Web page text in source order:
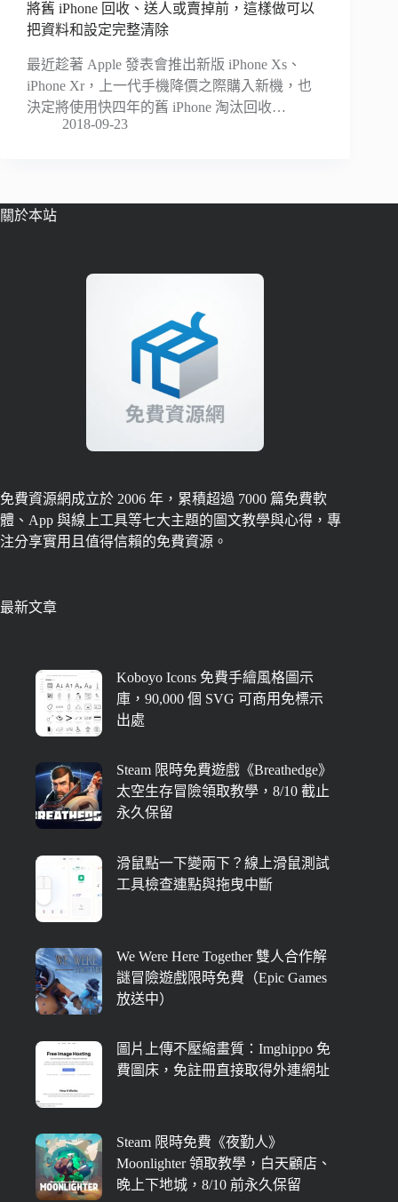
將舊 iPhone 回收、送人或賣掉前，這樣做可以
把資料和設定完整清除
最近趁著 Apple 發表會推出新版 iPhone Xs、
iPhone Xr，上一代手機降價之際購入新機，也
決定將使用快四年的舊 iPhone 淘汰回收…
2018-09-23
關於本站
免費資源網成立於 2006 年，累積超過 7000 篇免費軟
體、App 與線上工具等七大主題的圖文教學與心得，專
注分享實用且值得信賴的免費資源。
最新文章
Koboyo Icons 免費手繪風格圖示
庫，90,000 個 SVG 可商用免標示
出處
Steam 限時免費遊戲《Breathedge》
太空生存冒險領取教學，8/10 截止
永久保留
滑鼠點一下變兩下？線上滑鼠測試
工具檢查連點與拖曳中斷
We Were Here Together 雙人合作解
謎冒險遊戲限時免費（Epic Games
放送中）
圖片上傳不壓縮畫質：Imghippo 免
費圖床，免註冊直接取得外連網址
Steam 限時免費《夜勤人》
Moonlighter 領取教學，白天顧店、
晚上下地城，8/10 前永久保留